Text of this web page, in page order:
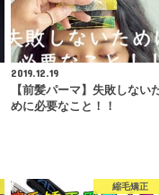
2019.12.19
【前髪パーマ】失敗しない
めに必要なこと！！
縮毛矯正